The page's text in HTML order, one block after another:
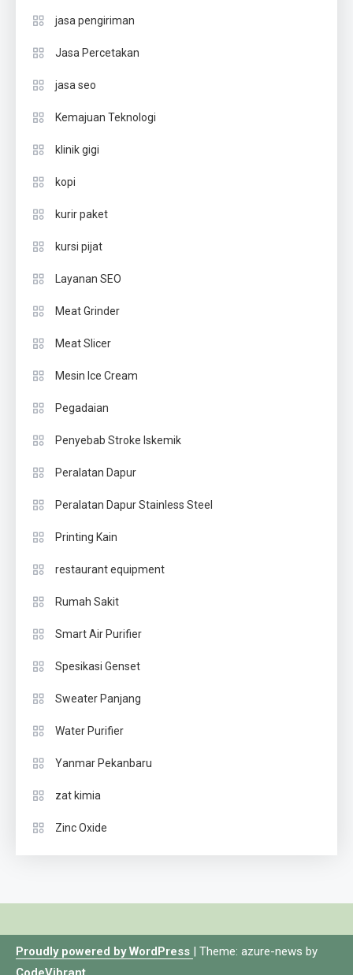
jasa pengiriman
Jasa Percetakan
jasa seo
Kemajuan Teknologi
klinik gigi
kopi
kurir paket
kursi pijat
Layanan SEO
Meat Grinder
Meat Slicer
Mesin Ice Cream
Pegadaian
Penyebab Stroke Iskemik
Peralatan Dapur
Peralatan Dapur Stainless Steel
Printing Kain
restaurant equipment
Rumah Sakit
Smart Air Purifier
Spesikasi Genset
Sweater Panjang
Water Purifier
Yanmar Pekanbaru
zat kimia
Zinc Oxide
Proudly powered by WordPress | Theme: azure-news by